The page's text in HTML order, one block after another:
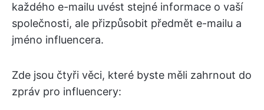
každého e-mailu uvést stejné informace o vaší
společnosti, ale přizpůsobit předmět e-mailu a
jméno influencera.
Zde jsou čtyři věci, které byste měli zahrnout do
zpráv pro influencery: